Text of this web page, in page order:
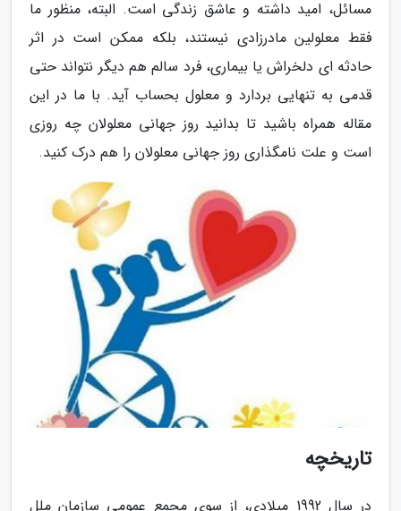
مسائل، امید داشته و عاشق زندگی است. البته، منظور ما
فقط معلولین مادرزادی نیستند، بلکه ممکن است در اثر
حادثه ای دلخراش یا بیماری، فرد سالم هم دیگر نتواند حتی
قدمی به تنهایی بردارد و معلول بحساب آید. با ما در این
مقاله همراه باشید تا بدانید روز جهانی معلولان چه روزی
است و علت نامگذاری روز جهانی معلولان را هم درک کنید.
تاریخچه
در سال 1992 میلادی، از سوی مجمع عمومی سازمان ملل